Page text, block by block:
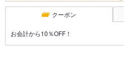
クーポン
お会計から10％OFF！